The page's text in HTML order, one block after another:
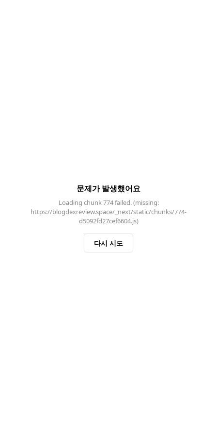
문제가 발생했어요
Loading chunk 774 failed. (missing:
https://blogdexreview.space/_next/static/chunks/774-
d5092fd27cef6604.js)
다시 시도